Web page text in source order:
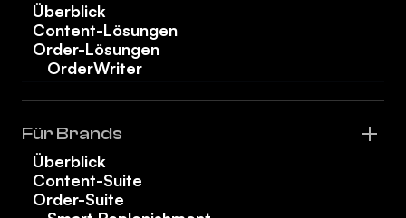
Überblick
Content-Lösungen
Order-Lösungen
OrderWriter
Für Brands
Überblick
Content-Suite
Order-Suite